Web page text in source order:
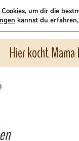
Hier kocht
um dir die
kannst du